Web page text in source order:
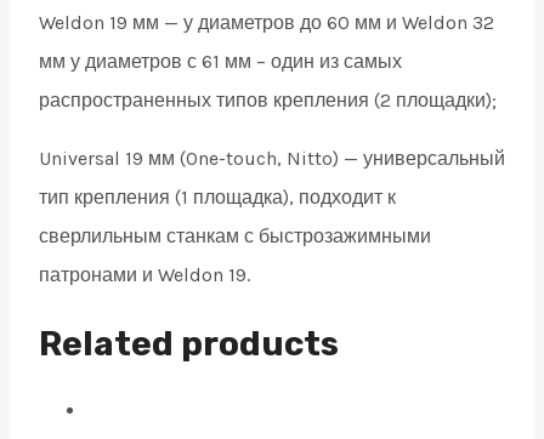
Weldon 19 мм — у диаметров до 60 мм и Weldon 32
мм у диаметров с 61 мм – один из самых
распространенных типов крепления (2 площадки);
Universal 19 мм (One-touch, Nitto) — универсальный
тип крепления (1 площадка), подходит к
сверлильным станкам с быстрозажимными
патронами и Weldon 19.
Related products